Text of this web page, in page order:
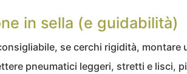
in sella (e guidabilità)
se cerchi rigidità, montare
pneumatici leggeri, stretti e lisci,